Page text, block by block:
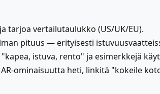
tarjoa vertailutaulukko (US/UK/EU).
pituus — erityisesti
istuva, rento" ja esimerkkejä
ominaisuutta heti, linkitä "kokeile